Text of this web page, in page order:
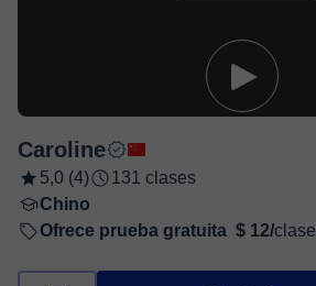
Caroline
5,0 (4)
131 clases
Chino
Ofrece prueba gratuita $ 12/clase